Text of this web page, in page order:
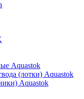
Aquastok
(лотки) Aquastok
Aquastok